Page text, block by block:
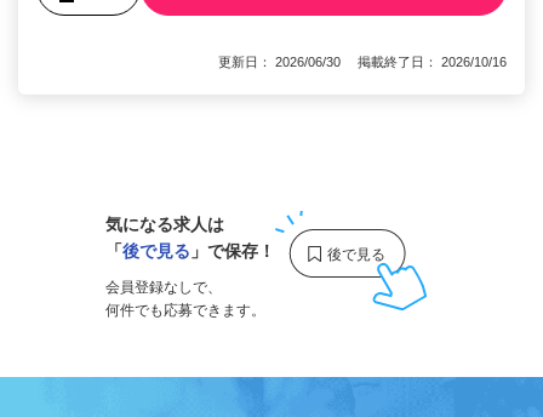
更新日： 2026/06/30 掲載終了日： 2026/10/16
気になる求人は
「後で見る 」で保存！
会員登録なしで、
何件でも応募できます。